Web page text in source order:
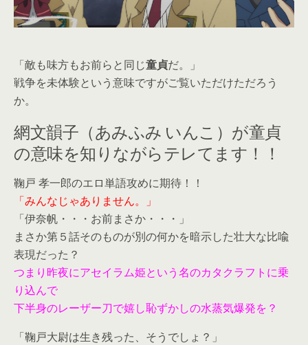
「敵も味方もお前らと同じ童貞だ。」
戦争を未体験という意味ですがご覧いただけただろう
か。
網文韻子（あみふみ いんこ）が童貞
の意味を知りながらテレてます！！
鞠戸 孝一郎のエロ単語攻めに期待！！
「みんなじゃありません。」
「伊奈帆・・・お前まさか・・・」
まさか第５話そのものが別の何かを暗示した壮大な比喩
表現だった？
つまり昨夜にアセイラム姫という名のカタクラフトに乗
り込んで
下半身のレーザー刀で嬉し恥ずかしの水蒸気爆発を？
「鞠戸大尉は生き残った、そうでしょ？」